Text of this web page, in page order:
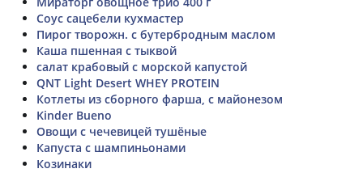
Соус сацебели кухмастер
Пирог творожн. с бутербродным маслом
Каша пшенная с тыквой
салат крабовый с морской капустой
QNT Light Desert WHEY PROTEIN
Котлеты из сборного фарша, с майонезом
Kinder Bueno
Овощи с чечевицей тушёные
Капуста с шампиньонами
Козинаки